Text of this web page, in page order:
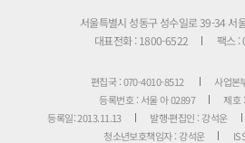
서울특별시 성동구 성수일로 39-34 서
대표전화 : 1800-6522
팩스 :
편집국 : 070-4010-8512
사업본
등록번호 : 서울 아 02897
제호
등록일: 2013.11.13
발행·편집인 : 강석운
청소년보호책임자 : 강석운